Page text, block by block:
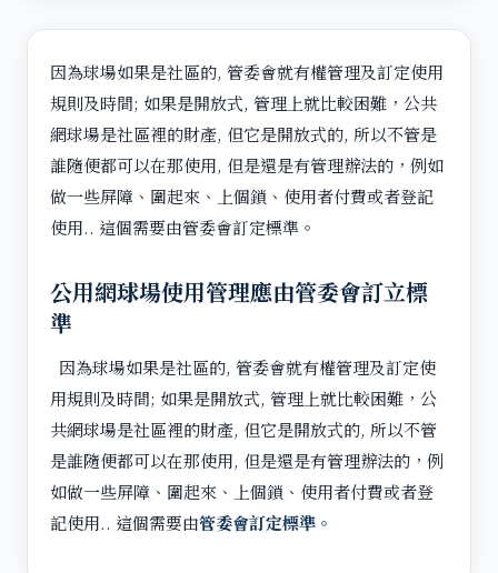
因為球場如果是社區的, 管委會就有權管理及訂定使用
規則及時間; 如果是開放式, 管理上就比較困難，公共
網球場是社區裡的財產, 但它是開放式的, 所以不管是
誰隨便都可以在那使用, 但是還是有管理辦法的，例如
做一些屏障、圍起來、上個鎖、使用者付費或者登記
使用.. 這個需要由管委會訂定標準。
公用網球場使用管理應由管委會訂立標
準
因為球場如果是社區的, 管委會就有權管理及訂定使
用規則及時間; 如果是開放式, 管理上就比較困難，公
共網球場是社區裡的財產, 但它是開放式的, 所以不管
是誰隨便都可以在那使用, 但是還是有管理辦法的，例
如做一些屏障、圍起來、上個鎖、使用者付費或者登
記使用.. 這個需要由管委會訂定標準。